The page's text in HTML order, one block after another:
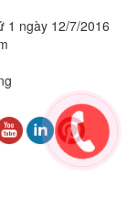
1 ngày 12/7/2016